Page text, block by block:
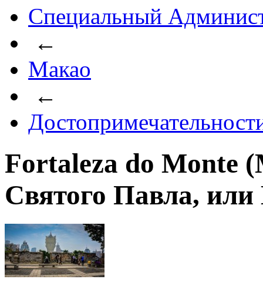
Специальный
←
Макао
←
Fortaleza do Monte
Святого Павла,